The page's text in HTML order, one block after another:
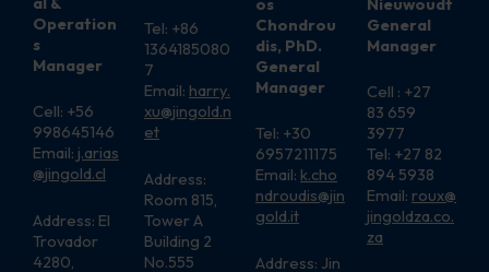
Operation
s
Manager
Cell: +56
998645146
Email: j.arias
@jingold.cl
Address: El
Trovador
4280,
Tel: +86
1364185080
7
Email: harry.
xu@jingold.n
et
Address:
Room 815,
Tower A
Building 2
No.555
Chondrou
dis, PhD.
General
Manager
Tel: +30
6957211175
Email: k.cho
ndroudis@jin
gold.it
Address: Jin
General
Manager
Cell : +27
83 659
3977
Tel: +27 82
894 5938
Email: roux@
jingoldza.co.
za